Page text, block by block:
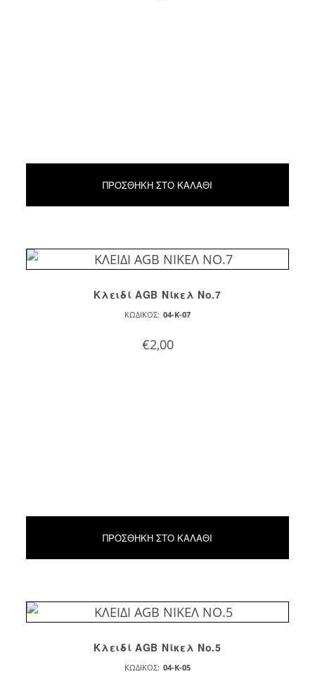
ΠΡΟΣΘΉΚΗ ΣΤΟ ΚΑΛΆΘΙ
Κλειδί AGB Νίκελ Νο.7
ΚΩΔΙΚΌΣ: 04-K-07
€2,00
ΠΡΟΣΘΉΚΗ ΣΤΟ ΚΑΛΆΘΙ
Κλειδί AGB Νίκελ Νο.5
ΚΩΔΙΚΌΣ: 04-K-05